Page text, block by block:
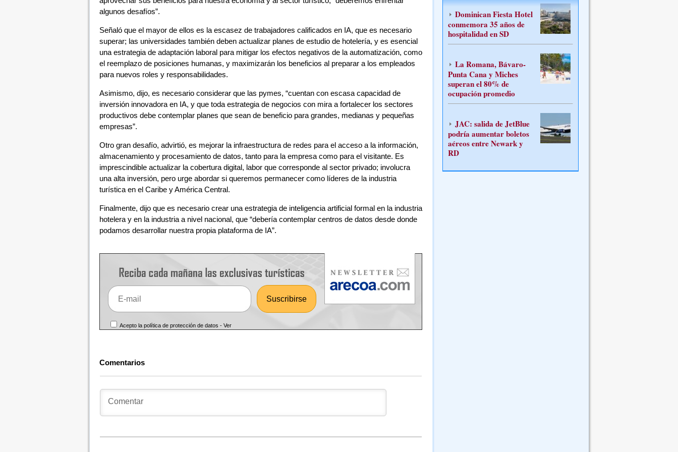
algunos desafíos”.
Señaló que el mayor de ellos es la escasez de trabajadores calificados en IA, que es necesario
superar; las universidades también deben actualizar planes de estudio de hotelería, y es esencial
una estrategia de adaptación laboral para mitigar los efectos negativos de la automatización, como
el reemplazo de posiciones humanas, y maximizarán los beneficios al preparar a los empleados
para nuevos roles y responsabilidades.
Asimismo, dijo, es necesario considerar que las pymes, “cuentan con escasa capacidad de
inversión innovadora en IA, y que toda estrategia de negocios con mira a fortalecer los sectores
productivos debe contemplar planes que sean de beneficio para grandes, medianas y pequeñas
empresas”.
Otro gran desafío, advirtió, es mejorar la infraestructura de redes para el acceso a la información,
almacenamiento y procesamiento de datos, tanto para la empresa como para el visitante. Es
imprescindible actualizar la cobertura digital, labor que corresponde al sector privado; involucra
una alta inversión, pero urge abordar si queremos permanecer como líderes de la industria
turística en el Caribe y América Central.
Finalmente, dijo que es necesario crear una estrategia de inteligencia artificial formal en la industria
hotelera y en la industria a nivel nacional, que “debería contemplar centros de datos desde donde
podamos desarrollar nuestra propia plataforma de IA”.
Acepto la política de protección de datos -Ver
Comentarios
Dominican Fiesta Hotel
conmemora 35 años de
hospitalidad en SD
La Romana, Bávaro-
Punta Cana y Miches
superan el 80% de
ocupación promedio
JAC: salida de JetBlue
podría aumentar boletos
aéreos entre Newark y
RD